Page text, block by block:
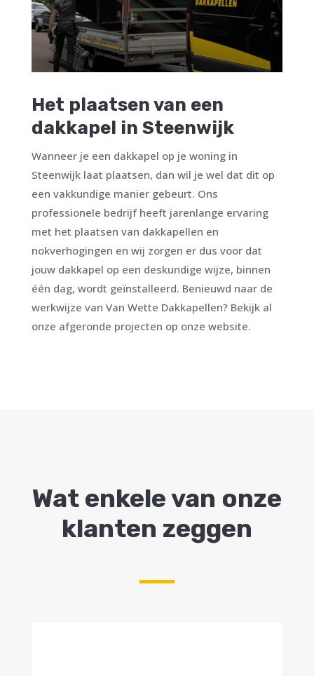
Het plaatsen van een
dakkapel in Steenwijk
Wanneer je een dakkapel op je woning in
Steenwijk laat plaatsen, dan wil je wel dat dit op
een vakkundige manier gebeurt. Ons
professionele bedrijf heeft jarenlange ervaring
met het plaatsen van dakkapellen en
nokverhogingen en wij zorgen er dus voor dat
jouw dakkapel op een deskundige wijze, binnen
één dag, wordt geïnstalleerd. Benieuwd naar de
werkwijze van Van Wette Dakkapellen? Bekijk al
onze afgeronde projecten op onze website.
Wat enkele van onze
klanten zeggen